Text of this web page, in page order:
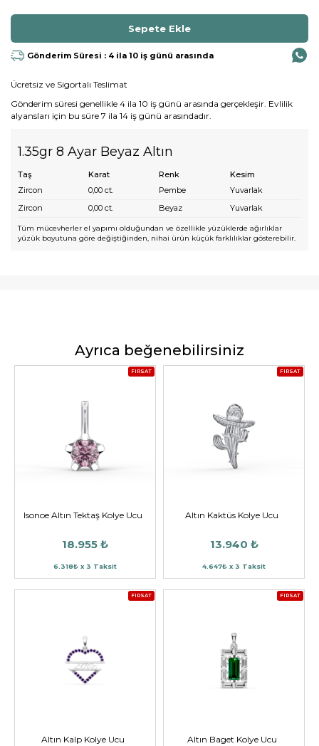
Gönderim Süresi : 4 ila 10 iş günü arasında
Ücretsiz ve Sigortalı Teslimat
Gönderim süresi genellikle 4 ila 10 iş günü arasında gerçekleşir. Evlilik
alyansları için bu süre 7 ila 14 iş günü arasındadır.
1.35gr 8 Ayar Beyaz Altın
Taş Karat Renk
Kesim
Zircon
0,00 ct. Pembe
Yuvarlak
Zircon
0,00 ct. Beyaz Yuvarlak
Tüm mücevherler el yapımı olduğundan ve özellikle yüzüklerde ağırlıklar
yüzük boyutuna göre değiştiğinden, nihai ürün küçük farklılıklar gösterebilir.
Ayrıca beğenebilirsiniz
FIRSAT
Isonoe Altın Tektaş Kolye Ucu
18.955 ₺
6.318₺ x 3 Taksit
FIRSAT
Altın Kaktüs Kolye Ucu
13.940 ₺
4.647₺ x 3 Taksit
FIRSAT
Altın Kalp Kolye Ucu
FIRSAT
Altın Baget Kolye Ucu